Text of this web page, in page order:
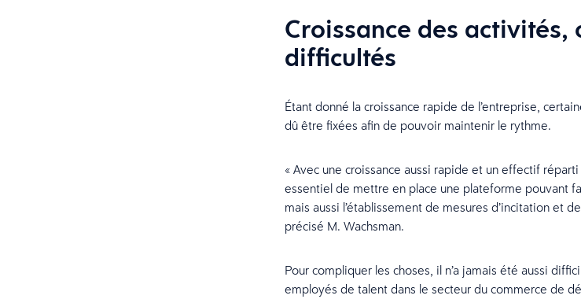
Croissance des activités,
difficultés
Étant donné la croissance rapide de l’entreprise,
dû être fixées afin de pouvoir maintenir le rythme.
« Avec une croissance aussi rapide et un effectif
essentiel de mettre en place une plateforme pouvant
mais aussi l’établissement de mesures d’incitation et
précisé M. Wachsman.
Pour compliquer les choses, il n’a jamais été aussi
employés de talent dans le secteur du commerce de